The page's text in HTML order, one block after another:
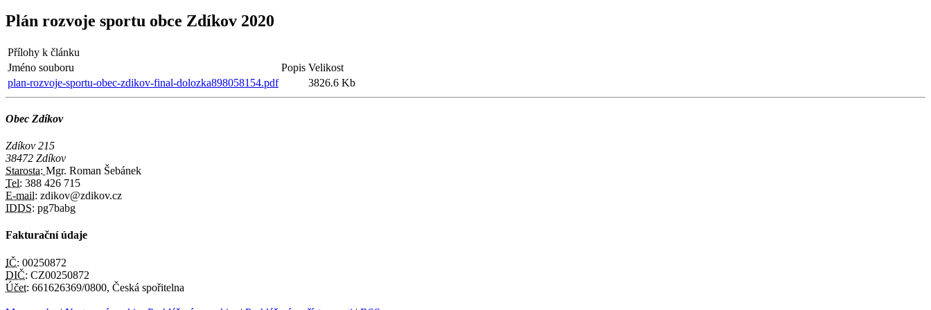
Plán rozvoje sportu obce Zdíkov 2020
Přílohy k článku
Jméno souboru
Popis Velikost
plan-rozvoje-sportu-obec-zdikov-final-dolozka898058154.pdf
3826.6 Kb
Obec Zdíkov
Zdíkov 215
38472 Zdíkov
Starosta: Mgr. Roman Šebánek
Tel: 388 426 715
E-mail: zdikov@zdikov.cz
IDDS: pg7babg
Fakturační údaje
IČ: 00250872
DIČ: CZ00250872
Účet: 661626369/0800, Česká spořitelna